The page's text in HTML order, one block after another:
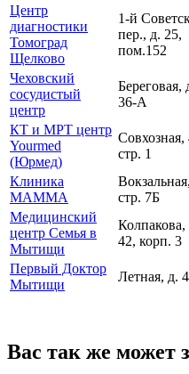
Центр
диагностики
Томоград
Щелково
1-й
пер., д. 25,
пом.152
Чеховский
сосудистый
центр
Береговая,
36-А
КТ и МРТ центр
Yourmed
(Юрмед)
Совхозная,
стр. 1
Клиника
МАММА
Вокзальная,
стр. 7Б
Медицинский
центр Семья в
Мытищи
Колпакова,
42, корп. 3
Первый Доктор
Мытищи
Летная, д.
Вас так же может